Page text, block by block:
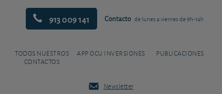
913 009 141 Contacto de lunes a viernes de 9h-14h
TODOS NUESTROS
CONTACTOS
APP OCU INVERSIONES PUBLICACIONES
Newsletter